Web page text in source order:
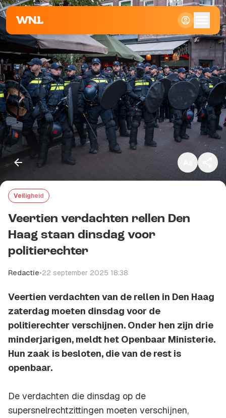
Klein
Standaard
Groot
Veiligheid
Veertien verdachten rellen Den
Haag staan dinsdag voor
politierechter
Redactie•22 september 2025 18:38
Veertien verdachten van de rellen in Den Haag
zaterdag moeten dinsdag voor de
politierechter verschijnen. Onder hen zijn drie
minderjarigen, meldt het Openbaar Ministerie.
Hun zaak is besloten, die van de rest is
openbaar.
De verdachten die dinsdag op de
supersnelrechtzittingen moeten verschijnen,